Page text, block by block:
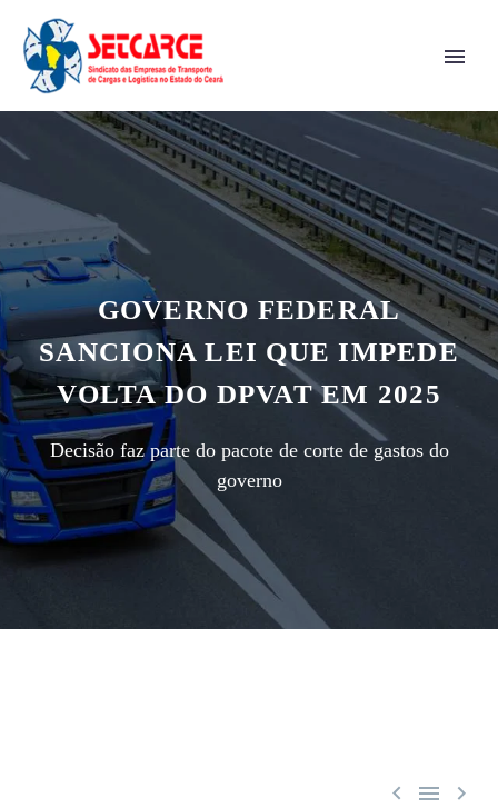
GOVERNO FEDERAL
SANCIONA LEI QUE IMPEDE
VOLTA DO DPVAT EM 2025
Decisão faz parte do pacote de corte de gastos do
governo
  